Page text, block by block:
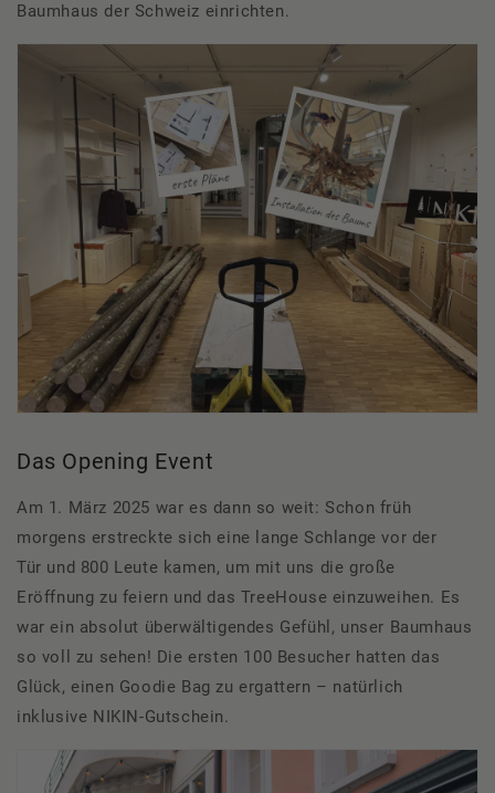
Baumhaus der Schweiz einrichten.
Das Opening Event
Am 1. März 2025 war es dann so weit: Schon früh
morgens erstreckte sich eine lange Schlange vor der
Tür und 800 Leute kamen, um mit uns die große
Eröffnung zu feiern und das TreeHouse einzuweihen. Es
war ein absolut überwältigendes Gefühl, unser Baumhaus
so voll zu sehen! Die ersten 100 Besucher hatten das
Glück, einen Goodie Bag zu ergattern – natürlich
inklusive NIKIN-Gutschein.